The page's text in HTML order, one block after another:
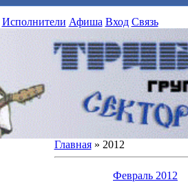
Исполнители Афиша Вход Связь
Главная» 2012
Февраль 2012